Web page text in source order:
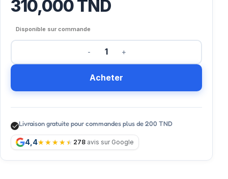
310,000TND
Disponible sur commande
Acheter
Livraison gratuite pour commandes plus de 200 TND
4,4 278 avis sur Google